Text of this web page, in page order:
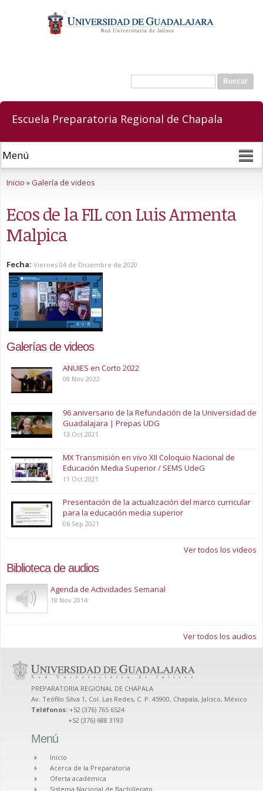
contenido
principal
Formulario de búsqueda
Buscar
Escuela Preparatoria Regional de Chapala
Inicio »Galería de videos
Ecos de la FIL con Luis Armenta
Malpica
Fecha: Viernes 04 de Diciembre de 2020
Galerías de videos
ANUIES en Corto 2022
08 Nov 2022
96 aniversario de la Refundación de la Universidad de
Guadalajara | Prepas UDG
13 Oct 2021
MX Transmisión en vivo XII Coloquio Nacional de
Educación Media Superior / SEMS UdeG
11 Oct 2021
Presentación de la actualización del marco curricular
para la educación media superior
06 Sep 2021
Ver todos los videos
Biblioteca de audios
Play
Agenda de Actividades Semanal
18 Nov 2014
Ver todos los audios
PREPARATORIA REGIONAL DE CHAPALA
Av. Teófilo Silva 1, Col. Las Redes, C. P. 45900, Chapala, Jalisco, México
Teléfonos: +52 (376) 765 6524
+52 (376) 688 3193
Menú
Inicio
Acerca de la Preparatoria
Oferta académica
Sistema Nacional de Bachillerato